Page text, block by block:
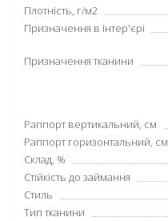
Плотність, г/м2
Призначення в інтер'єрі
Призначення тканини
Раппорт вертикальний, см
Раппорт горизонтальний, см
Склад, %
Стійкість до займання
Стиль
Тип тканини